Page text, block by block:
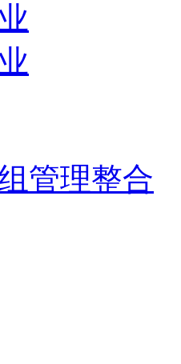
管理整合